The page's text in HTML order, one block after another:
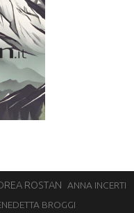
ROSTAN ANNA INCERTI
BROGGI